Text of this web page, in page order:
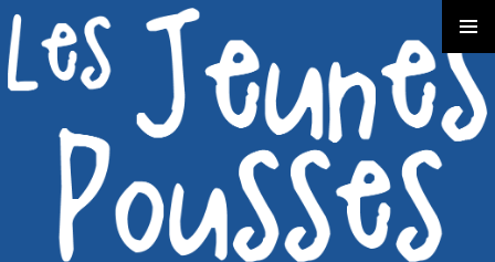
TOGGLE
LEFT